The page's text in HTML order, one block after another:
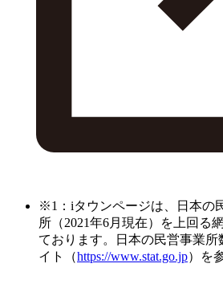
※1：iタウンページは、日本の
所（2021年6月現在）を上回る
ております。日本の民営事業所
イト（https://www.stat.go.jp）を